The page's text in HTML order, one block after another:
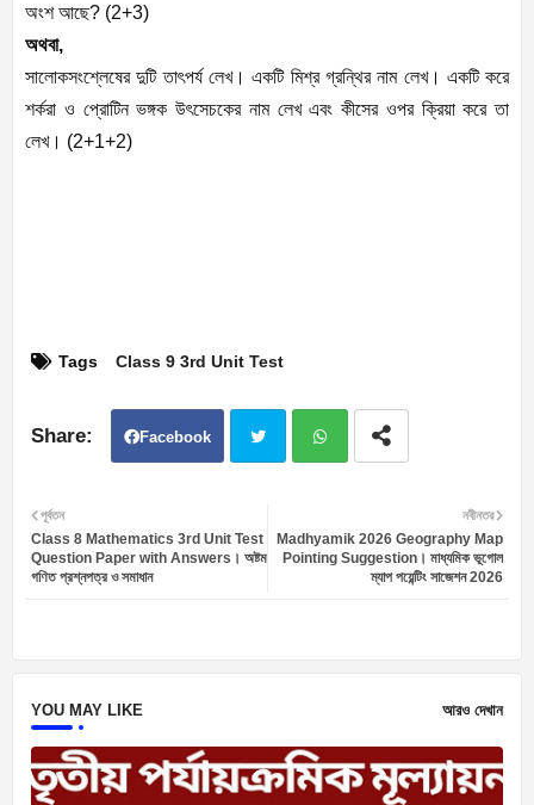
অংশ আছে? (2+3)
অথবা,
সালোকসংশ্লেষের দুটি তাৎপর্য লেখ। একটি মিশ্র গ্রন্থির নাম লেখ। একটি করে
শর্করা ও প্রোটিন ভঙ্গক উৎসেচকের নাম লেখ এবং কীসের ওপর ক্রিয়া করে তা
লেখ। (2+1+2)
Tags Class 9 3rd Unit Test
Facebook
ter atsa
নবীনতর
Madhyamik 2026 Geography Map
Pointing Suggestion। মাধ্যমিক ভূগোল
ম্যাপ পয়েন্টিং সাজেশন 2026
পূর্বতন
Class 8 Mathematics 3rd Unit Test
Question Paper with Answers। অষ্টম
গণিত প্রশ্নপত্র ও সমাধান
YOU MAY LIKE আরও দেখান